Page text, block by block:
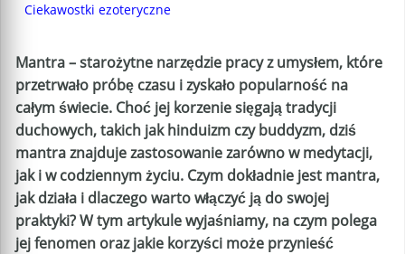
Ciekawostki ezoteryczne
Mantra – starożytne narzędzie pracy z umysłem, które
przetrwało próbę czasu i zyskało popularność na
całym świecie. Choć jej korzenie sięgają tradycji
duchowych, takich jak hinduizm czy buddyzm, dziś
mantra znajduje zastosowanie zarówno w medytacji,
jak i w codziennym życiu. Czym dokładnie jest mantra,
jak działa i dlaczego warto włączyć ją do swojej
praktyki? W tym artykule wyjaśniamy, na czym polega
jej fenomen oraz jakie korzyści może przynieść